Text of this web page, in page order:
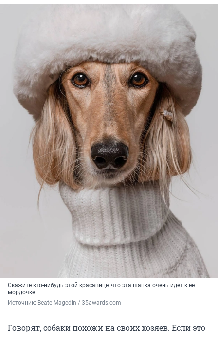
Скажите кто-нибудь этой красавице, что эта шапка очень идет к ее
мордочке
Источник: Beate Magedin / 35awards.com
Говорят, собаки похожи на своих хозяев. Если это